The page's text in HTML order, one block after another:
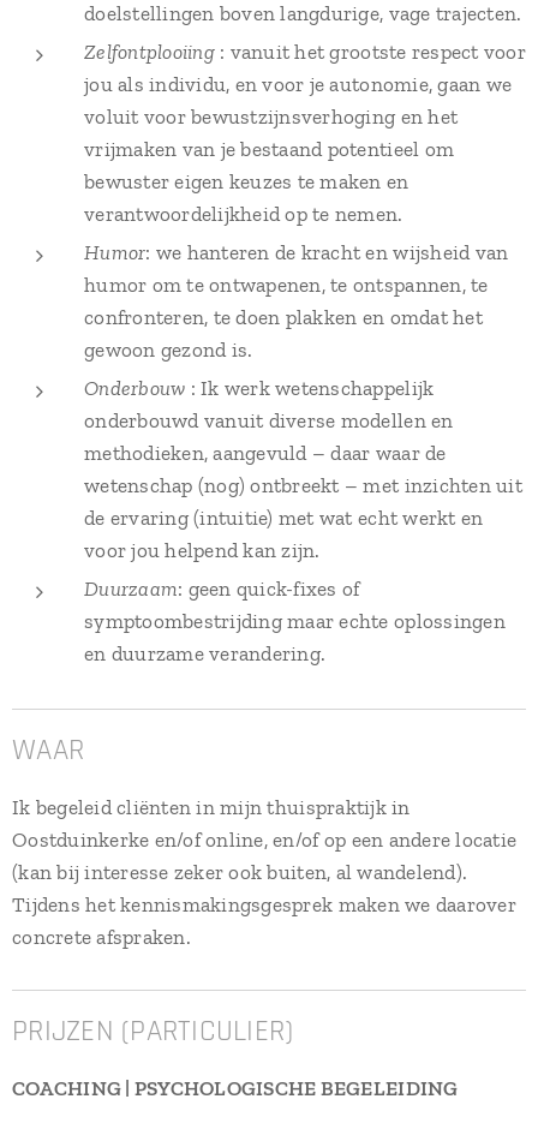
doelstellingen boven langdurige, vage trajecten.
Zelfontplooiing: vanuit het grootste respect voor
jou als individu, en voor je autonomie, gaan we
voluit voor bewustzijnsverhoging en het
vrijmaken van je bestaand potentieel om
bewuster eigen keuzes te maken en
verantwoordelijkheid op te nemen.
Humor: we hanteren de kracht en wijsheid van
humor om te ontwapenen, te ontspannen, te
confronteren, te doen plakken en omdat het
gewoon gezond is.
Onderbouw : Ik werk wetenschappelijk
onderbouwd vanuit diverse modellen en
methodieken, aangevuld – daar waar de
wetenschap (nog) ontbreekt – met inzichten uit
de ervaring (intuitie) met wat echt werkt en
voor jou helpend kan zijn.
Duurzaam: geen quick-fixes of
symptoombestrijding maar echte oplossingen
en duurzame verandering.
WAAR
Ik begeleid cliënten in mijn thuispraktijk in
Oostduinkerke en/of online, en/of op een andere locatie
(kan bij interesse zeker ook buiten, al wandelend).
Tijdens het kennismakingsgesprek maken we daarover
concrete afspraken.
PRIJZEN (PARTICULIER)
COACHING | PSYCHOLOGISCHE BEGELEIDING